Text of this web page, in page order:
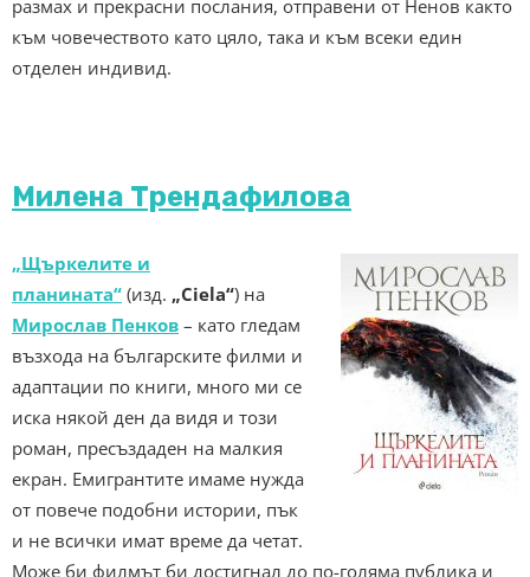
размах и прекрасни послания, отправени от Ненов както
към човечеството като цяло, така и към всеки един
отделен индивид.
Милена Трендафилова
„Щъркелите и
планината“ (изд. „Ciela“) на
Мирослав Пенков – като гледам
възхода на българските филми и
адаптации по книги, много ми се
иска някой ден да видя и този
роман, пресъздаден на малкия
екран. Емигрантите имаме нужда
от повече подобни истории, пък
и не всички имат време да четат.
Може би филмът би достигнал до по-голяма публика и